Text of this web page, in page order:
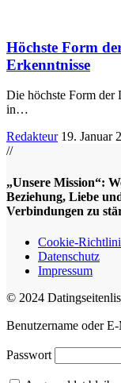
Höchste Form
Erkenntnisse
Die höchste Form der
in…
Redakteur 19. Januar
//
„Unsere Mission“:
Beziehung, Liebe
Verbindungen zu
Cookie-
Datenschutz
Impressum
© 2024
Benutzername oder
Passwort